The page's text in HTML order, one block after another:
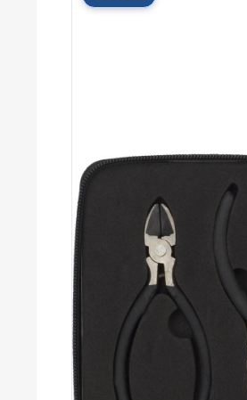
Cérémonies
Collectivités
Administrations
Écoles
Associations
Comités d'entreprise
Agences
événementielles
Hôtellerie
Restauration
Domaines viticoles
Maisons de luxe
Marchés publics